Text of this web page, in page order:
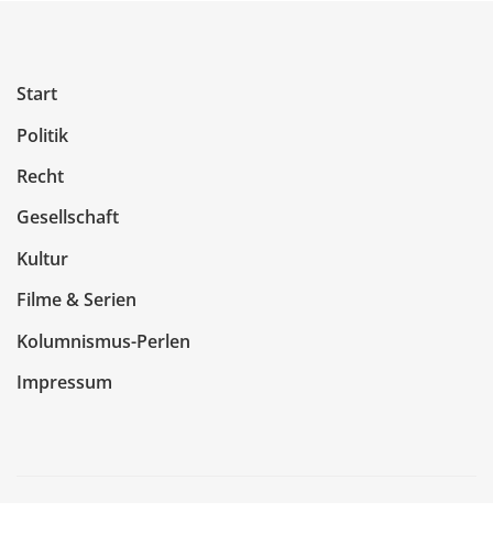
Start
Politik
Recht
Gesellschaft
Kultur
Filme & Serien
Kolumnismus-Perlen
Impressum